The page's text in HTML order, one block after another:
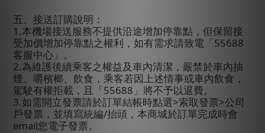
五、接送訂購說明：
1.本機場接送服務不提供沿途增加停靠點，但保留接
受加價增加停靠點之權利，如有需求請致電「55688
客服中心」。
2.為維護後續乘客之權益及車內清潔，嚴禁於車內抽
煙、嚼檳榔、飲食，乘客若因上述情事或車內飲食，
駕駛有權拒載，且「55688 」將不予以退費。
3.如需開立發票請於訂單結帳時點選>索取發票>公司
戶發票，並填寫統編/抬頭，本商城於訂單完成時會
email您電子發票。